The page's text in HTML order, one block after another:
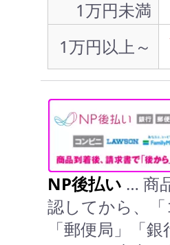
1万円未満
1万円以上～
NP後払い … 商
認してから、「
「郵便局」「